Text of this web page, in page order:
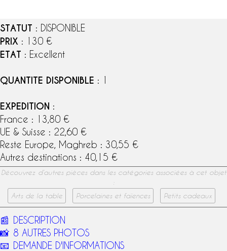
STATUT : DISPONIBLE
PRIX : 130 €
ETAT : Excellent
QUANTITE DISPONIBLE : 1
EXPEDITION :
France : 13,80 €
UE & Suisse : 22,60 €
Reste Europe, Maghreb : 30,55 €
Autres destinations : 40,15 €
Découvrez d’autres pièces dans les catégories associées à cet objet
:
Arts de la table
Porcelaines et faïences Petits cadeaux
📰 DESCRIPTION
📸 8 AUTRES PHOTOS
📧 DEMANDE D'INFORMATIONS